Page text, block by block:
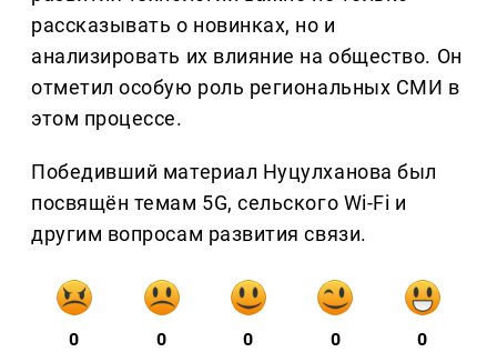
рассказывать о новинках, но и
анализировать их влияние на общество. Он
отметил особую роль региональных СМИ в
этом процессе.
Победивший материал Нуцулханова был
посвящён темам 5G, сельского Wi-Fi и
другим вопросам развития связи.
0 0 0 0 0